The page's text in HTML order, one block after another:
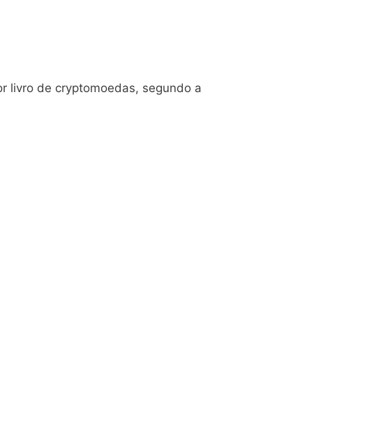
livro de cryptomoedas, segundo a